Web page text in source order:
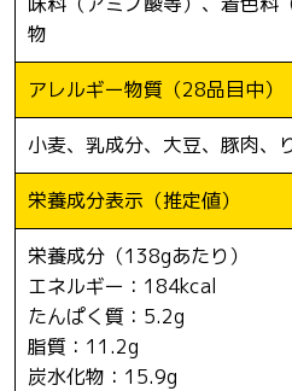
物
アレルギー物質 （28品目中）
小麦、乳成分、大豆、豚肉、
栄養成分表示 （推定値）
栄養成分（138gあたり）
エネルギー：184kcal
たんぱく質：5.2g
脂質：11.2g
炭水化物：15.9g